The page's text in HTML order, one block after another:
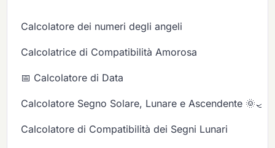
Calcolatore dei numeri degli angeli
Calcolatrice di Compatibilità Amorosa
📅 Calcolatore di Data
Calcolatore Segno Solare, Lunare e Ascendente 🌞🌙✨
Calcolatore di Compatibilità dei Segni Lunari